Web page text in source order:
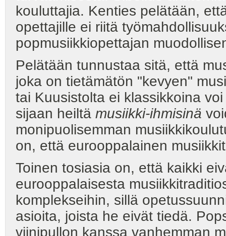
kouluttajia. Kenties pelätään,
opettajille ei riitä
popmusiikkiopettajan
Pelätään tunnustaa sitä, että
joka on tietämätön "kevyen"
tai Kuusistolta ei klassikkoina
sijaan heiltä musiikki-ihmisinä
monipuolisemman
on, että eurooppalainen
Toinen tosiasia on, että kaikki
eurooppalaisesta
komplekseihin, sillä
asioita, joista he eivät tiedä.
viinipullon kanssa vanhemman